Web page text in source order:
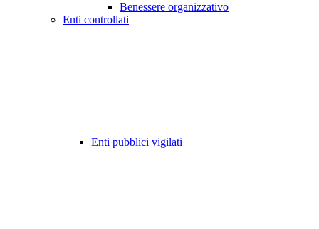
Benessere organizzativo
Enti controllati
Enti pubblici vigilati